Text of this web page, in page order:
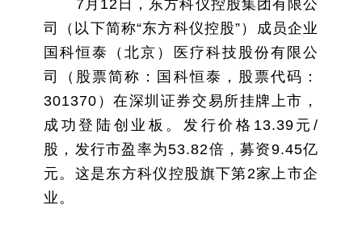
7月12日，东方科仪控股集团有限公
司（以下简称“东方科仪控股”）成员企业
国科恒泰（北京）医疗科技股份有限公
司（股票简称：国科恒泰，股票代码：
301370）在深圳证券交易所挂牌上市，
成功登陆创业板。发行价格13.39元/
股，发行市盈率为53.82倍，募资9.45亿
元。这是东方科仪控股旗下第2家上市企
业。